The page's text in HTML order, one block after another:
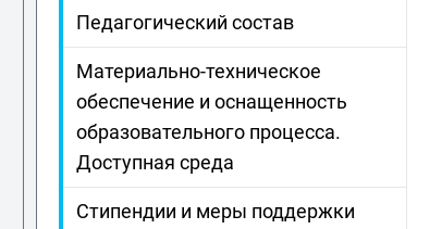
Наименование
направления подготовки
и (или) специальности, в
том числе научной
Педагогический состав
Материально-техническое
обеспечение и оснащенность
образовательного процесса.
Доступная среда
Стипендии и меры поддержки